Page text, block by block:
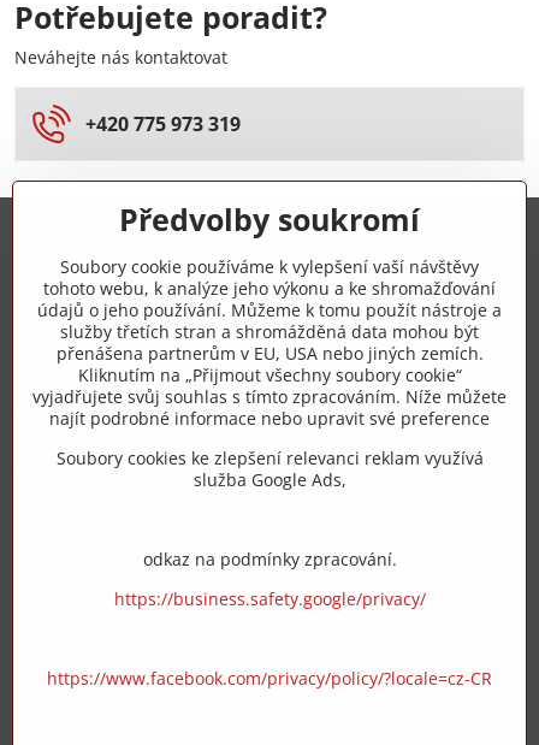
Potřebujete poradit?
Neváhejte nás kontaktovat
+420 775 973 319
+420 775 973 319
info​@zipzop​.cz
Objednávky
Vše k nákupu
Předvolby soukromí
Soubory cookie používáme k vylepšení vaší návštěvy
tohoto webu, k analýze jeho výkonu a ke shromažďování
údajů o jeho používání. Můžeme k tomu použít nástroje a
služby třetích stran a shromážděná data mohou být
přenášena partnerům v EU, USA nebo jiných zemích.
Kliknutím na „Přijmout všechny soubory cookie“
vyjadřujete svůj souhlas s tímto zpracováním. Níže můžete
najít podrobné informace nebo upravit své preference
Soubory cookies ke zlepšení relevanci reklam využívá
služba Google Ads,
odkaz na podmínky zpracování.
https://business.safety.google/privacy/
https://www.facebook.com/privacy/policy/?locale=cz-CR